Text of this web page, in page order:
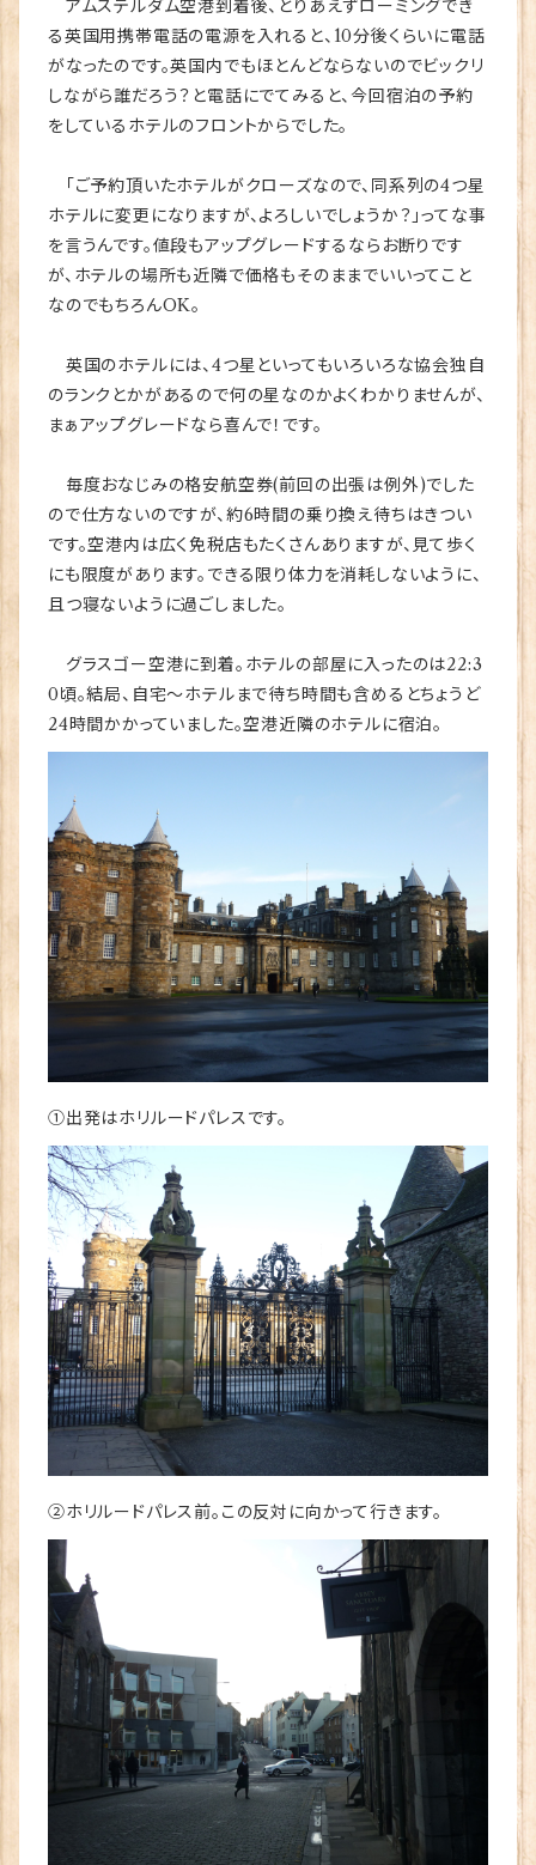
アムステルダム空港到着後、とりあえずローミングでき
る英国用携帯電話の電源を入れると、10分後くらいに電話
がなったのです。英国内でもほとんどならないのでビックリ
しながら誰だろう？と電話にでてみると、今回宿泊の予約
をしているホテルのフロントからでした。
「ご予約頂いたホテルがクローズなので、同系列の4つ星
ホテルに変更になりますが、よろしいでしょうか？」ってな事
を言うんです。値段もアップグレードするならお断りです
が、ホテルの場所も近隣で価格もそのままでいいってこと
なのでもちろんOK。
英国のホテルには、4つ星といってもいろいろな協会独自
のランクとかがあるので何の星なのかよくわかりませんが、
まぁアップグレードなら喜んで！です。
毎度おなじみの格安航空券(前回の出張は例外)でした
ので仕方ないのですが、約6時間の乗り換え待ちはきつい
です。空港内は広く免税店もたくさんありますが、見て歩く
にも限度があります。できる限り体力を消耗しないように、
且つ寝ないように過ごしました。
グラスゴー空港に到着。ホテルの部屋に入ったのは22:3
0頃。結局、自宅～ホテルまで待ち時間も含めるとちょうど
24時間かかっていました。空港近隣のホテルに宿泊。
①出発はホリルードパレスです。
②ホリルードパレス前。この反対に向かって行きます。